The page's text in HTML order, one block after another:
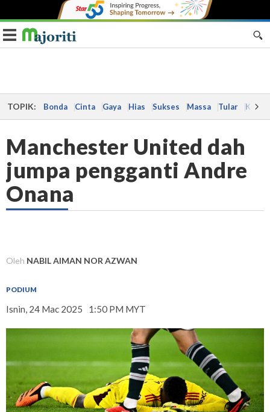
Toggle navigation
TOPIK: Bonda Cinta Gaya Hias Sukses Massa Tular Kes
Manchester United dah
jumpa pengganti Andre
Onana
Oleh NABIL AIMAN NOR AZWAN
PODIUM
Isnin, 24 Mac 2025 1:50 PM MYT